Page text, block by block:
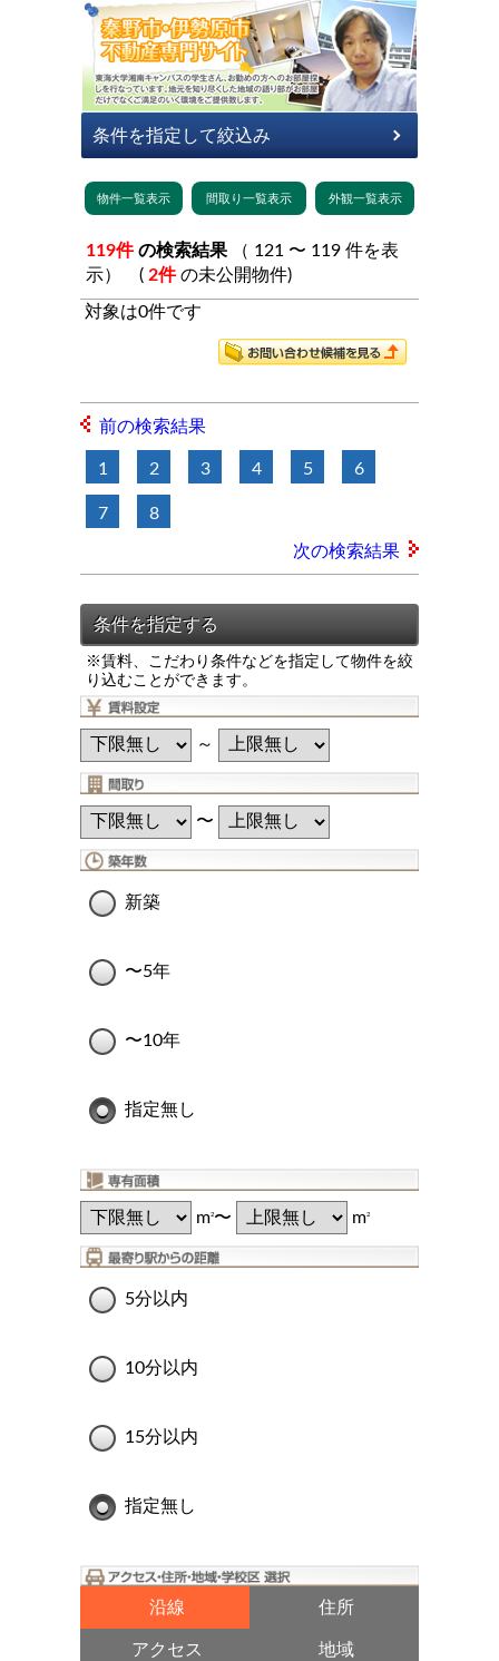
119件 の検索結果
示） ( 2件 の未公開物件)
対象は0件です
前の検索結果
1 2 3 4 5 6
7 8
次の検索結果
※賃料、こだわり条件などを指定して物件を絞
り込むことができます。
～
〜
新築
〜5年
〜10年
指定無し
m2〜 m2
5分以内
10分以内
15分以内
指定無し
沿線 住所
アクセス 地域